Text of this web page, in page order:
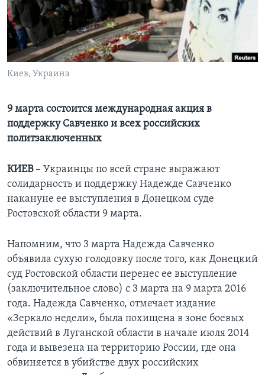
Learning English
СОЦИАЛЬНЫЕ СЕТИ
Языки
Киев, Украина
9 марта состоится международная акция в
поддержку Савченко и всех российских
политзаключенных
КИЕВ– Украинцы по всей стране выражают
солидарность и поддержку Надежде Савченко
накануне ее выступления в Донецком суде
Ростовской области 9 марта.
Напомним, что 3 марта Надежда Савченко
объявила сухую голодовку после того, как Донецкий
суд Ростовской области перенес ее выступление
(заключительное слово) с 3 марта на 9 марта 2016
года. Надежда Савченко, отмечает издание
«Зеркало недели», была похищена в зоне боевых
действий в Луганской области в начале июля 2014
года и вывезена на территорию России, где она
обвиняется в убийстве двух российских